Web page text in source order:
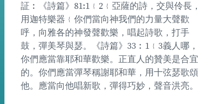
証︰《詩篇》81:1﹛2﹛亞薩的詩，交與伶長，
用迦特樂器﹛你們當向神我們的力量大聲歡
呼，向雅各的神發聲歡樂，唱起詩歌，打手
鼓，彈美琴與瑟。《詩篇》33︰1﹛3義人哪，
你們應當靠耶和華歡樂。正直人的贊美是合宜
的。你們應當彈琴稱謝耶和華，用十弦瑟歌頌
他。應當向他唱新歌，彈得巧妙，聲音洪亮。